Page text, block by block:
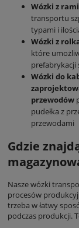
Wózki z
transportu
typami i
Wózki z
które
prefabrykacji
Wózki do
przewodów
pudełka z
przewodami
Gdzie
Nasze wózki
procesów
trzeba w łatwy
podczas produkcji.